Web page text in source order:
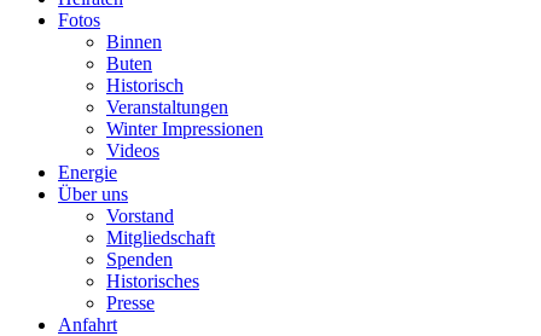
Fotos
Binnen
Buten
Historisch
Veranstaltungen
Winter Impressionen
Videos
Energie
Über uns
Vorstand
Mitgliedschaft
Spenden
Historisches
Presse
Anfahrt